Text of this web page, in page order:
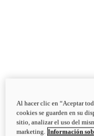
Al hacer clic en “Aceptar
cookies se guarden en su
sitio, analizar el uso del
marketing. Información